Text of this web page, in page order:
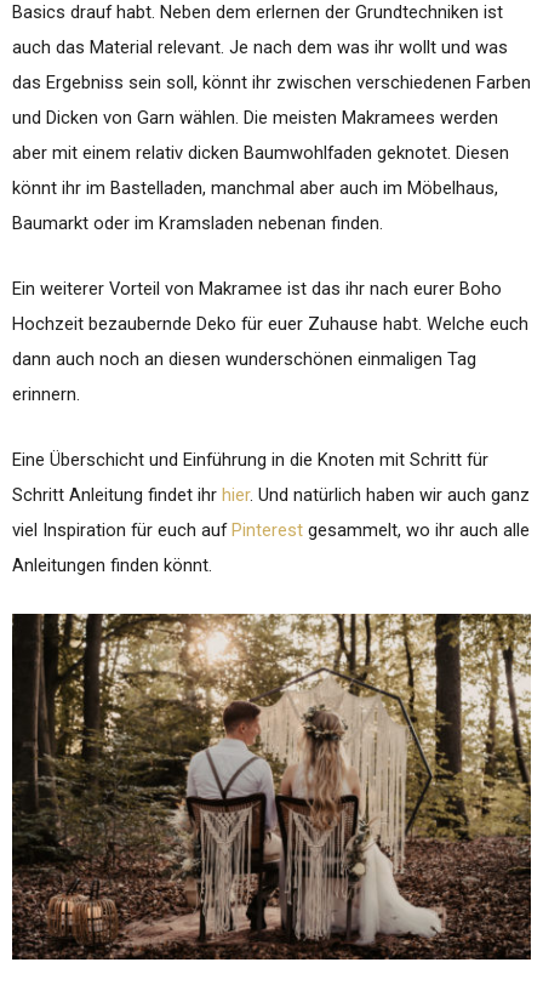
Basics drauf habt. Neben dem erlernen der Grundtechniken ist
auch das Material relevant. Je nach dem was ihr wollt und was
das Ergebniss sein soll, könnt ihr zwischen verschiedenen Farben
und Dicken von Garn wählen. Die meisten Makramees werden
aber mit einem relativ dicken Baumwohlfaden geknotet. Diesen
könnt ihr im Bastelladen, manchmal aber auch im Möbelhaus,
Baumarkt oder im Kramsladen nebenan finden.
Ein weiterer Vorteil von Makramee ist das ihr nach eurer Boho
Hochzeit bezaubernde Deko für euer Zuhause habt. Welche euch
dann auch noch an diesen wunderschönen einmaligen Tag
erinnern.
Eine Überschicht und Einführung in die Knoten mit Schritt für
Schritt Anleitung findet ihr hier. Und natürlich haben wir auch ganz
viel Inspiration für euch aufPinterest gesammelt, wo ihr auch alle
Anleitungen finden könnt.